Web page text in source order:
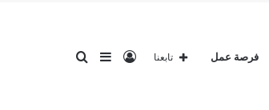
فرصة عمل بحثإضافةتسجيل تابعنا